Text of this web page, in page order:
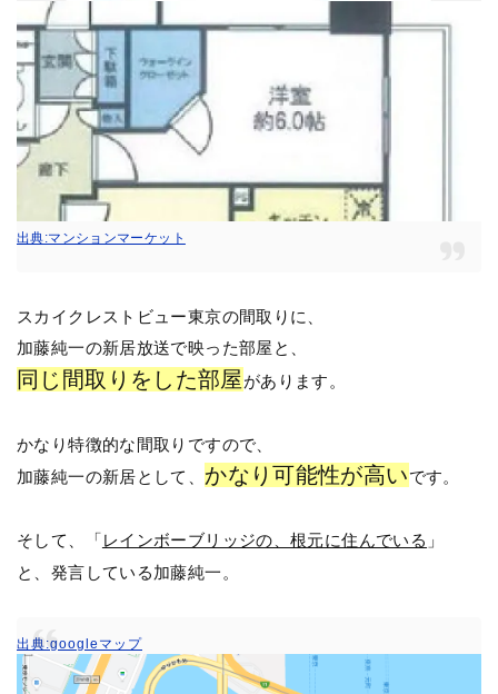
出典:マンションマーケット
スカイクレストビュー東京の間取りに、
加藤純一の新居放送で映った部屋と、
同じ間取りをした部屋があります。
かなり特徴的な間取りですので、
加藤純一の新居として、 かなり可能性が高いです。
そして、「レインボーブリッジの、根元に住んでいる 」
と、発言している加藤純一。
出典:googleマップ